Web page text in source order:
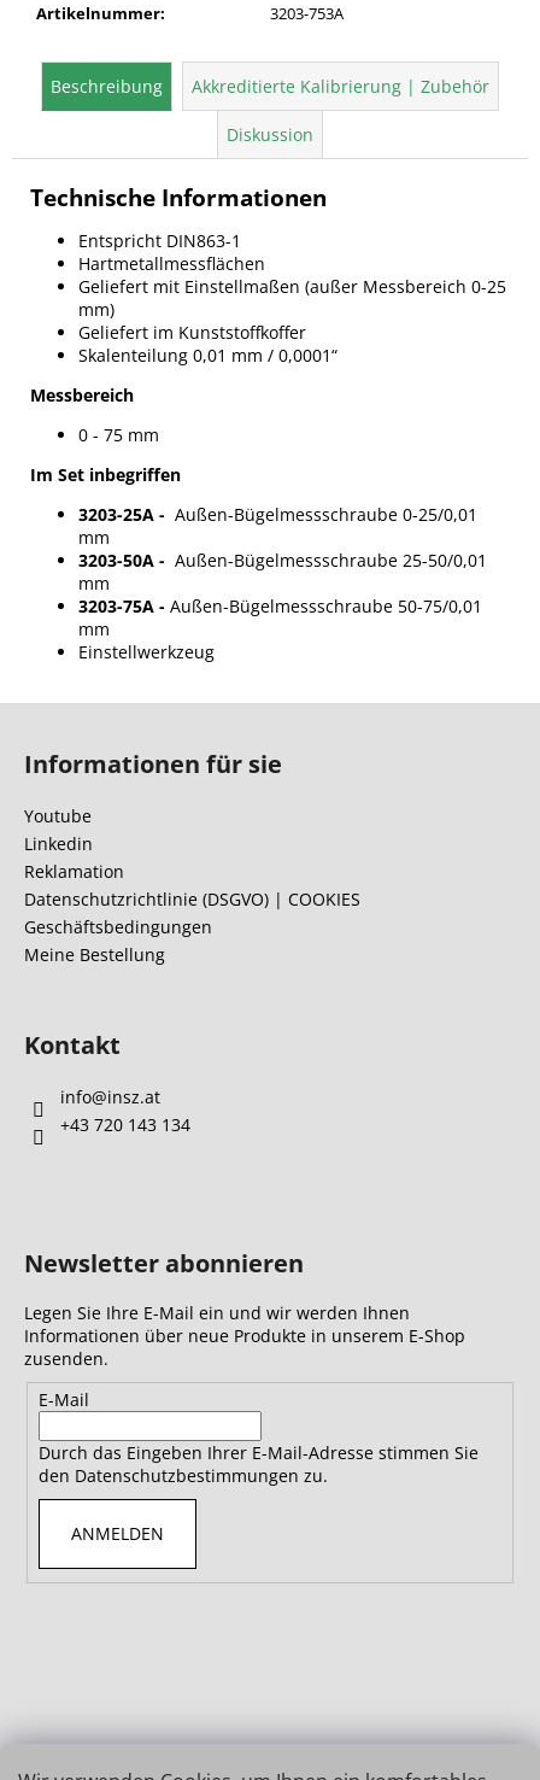
Artikelnummer: 3203-753A
Beschreibung Akkreditierte Kalibrierung | Zubehör
Diskussion
Technische Informationen
Entspricht DIN863-1
Hartmetallmessflächen
Geliefert mit Einstellmaßen (außer Messbereich 0-25
mm)
Geliefert im Kunststoffkoffer
Skalenteilung 0,01 mm / 0,0001“
Messbereich
0 - 75 mm
Im Set inbegriffen
3203-25A - Außen-Bügelmessschraube 0-25/0,01
mm
3203-50A - Außen-Bügelmessschraube 25-50/0,01
mm
3203-75A - Außen-Bügelmessschraube 50-75/0,01
mm
Einstellwerkzeug
Informationen für sie
Youtube
Linkedin
Reklamation
Datenschutzrichtlinie (DSGVO) | COOKIES
Geschäftsbedingungen
Meine Bestellung
Kontakt
info@insz.at
+43 720 143 134
Newsletter abonnieren
Legen Sie Ihre E-Mail ein und wir werden Ihnen
Informationen über neue Produkte in unserem E-Shop
zusenden.
E-Mail
Durch das Eingeben Ihrer E-Mail-Adresse stimmen Sie
den Datenschutzbestimmungen zu.
ANMELDEN